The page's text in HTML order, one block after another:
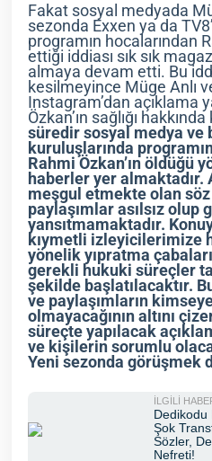
Fakat sosyal medyada
sezonda Exxen ya da
programın hocalarından
ettiği iddiası sık sık
almaya devam etti. Bu
kesilmeyince Müge Anlı
Instagram’dan açıklama
Özkan’ın sağlığı
süredir sosyal medya ve
kuruluşlarında
Rahmi Özkan’ın öldüğü
haberler yer almaktadır.
meşgul etmekte olan
paylaşımlar asılsız olup
yansıtmamaktadır.
kıymetli izleyicilerimize
yönelik yıpratma
gerekli hukuki süreçler
şekilde başlatılacaktır.
ve paylaşımların
olmayacağının altını
süreçte yapılacak
ve kişilerin sorumlu
Yeni sezonda görüşmek